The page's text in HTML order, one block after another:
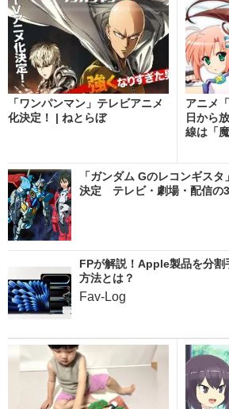
「ワンパンマン」テレビアニメ
化決定！ | ねとらぼ
アニメ
日から
線は「
「ガンダム Gのレコンギス
決定 テレビ・劇場・配信の
FPが解説！Apple製品を分割
方法とは？
Fav-Log